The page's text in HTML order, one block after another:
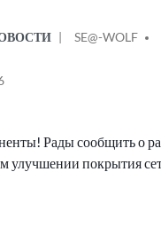
ОТ
SE@-WOLF
Рады сообщить о
улучшении покрытия